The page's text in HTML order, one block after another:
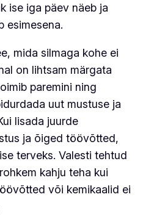
ise iga päev näeb ja
esimesena.
mida silmaga kohe ei
on lihtsam märgata
paremini ning
uut mustuse ja
lisada juurde
ja õiged töövõtted,
terveks. Valesti tehtud
kahju teha kui
või kemikaalid ei